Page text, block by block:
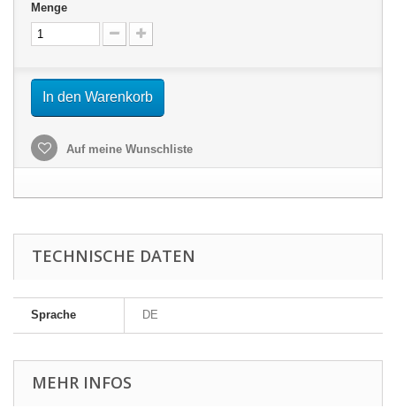
Menge
In den Warenkorb
Auf meine Wunschliste
TECHNISCHE DATEN
Sprache DE
MEHR INFOS